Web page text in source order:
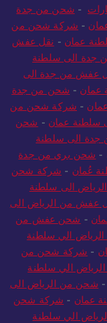
- شحن من جدة
- شركة شحن من
عمان - نقل عفش
الى سلطنة
عفش من جدة الى
عمان - شحن من جدة
- شركة شحن من
سلطنة عمان - شحن
الى سلطنة
- شحن بري من جدة
عُمان - شركة شحن
الى سلطنة
عفش من الرياض الى
- شحن عفش من
الي سلطنة
- شركة شحن من
الي سلطنة
- شحن من الرياض الى
عمان - شركة شحن
الي سلطنة